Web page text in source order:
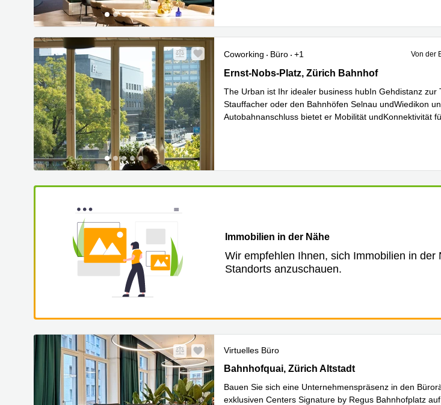
Coworking Büro +1 Von der
Ernst-Nobs-Platz 1, Zürich Bahnhof
Ernst-Nobs-Platz, Zürich Bahnhof
The Urban ist Ihr idealer business hubIn Gehdistanz zur
Stauffacher oder den Bahnhöfen Selnau undWiedikon
Autobahnanschluss bietet er Mobilität undKonnektivität
Immobilien in der Nähe
Wir empfehlen Ihnen, sich Immobilien in der
Standorts anzuschauen.
Virtuelles Büro
Bahnhofquai 11, Zürich Altstadt
Bahnhofquai, Zürich Altstadt
Bauen Sie sich eine Unternehmenspräsenz in den
exklusiven Centers Signature by Regus Bahnhofplatz